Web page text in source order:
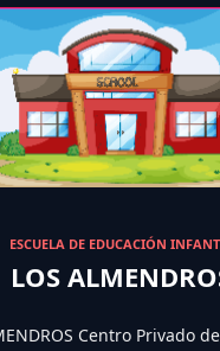
ESCUELA DE EDUCACIÓN
LOS
Centro Privado